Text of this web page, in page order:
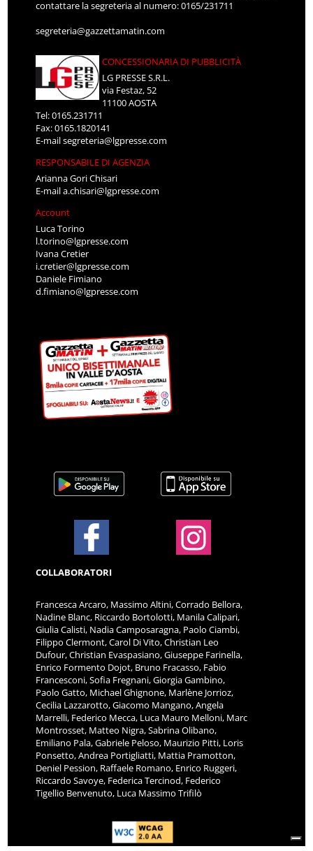
contattare la segreteria al numero: 0165/231711
segreteria@gazzettamatin.com
CONCESSIONARIA DI PUBBLICITÀ
LG PRESSE S.R.L.
via Festaz, 52
11100 AOSTA
Tel: 0165.231711
Fax: 0165.1820141
E-mailsegreteria@lgpresse.com
RESPONSABILE DI AGENZIA
Arianna Gori Chisari
E-maila.chisari@lgpresse.com
Account
Luca Torino
l.torino@lgpresse.com
Ivana Cretier
i.cretier@lgpresse.com
Daniele Fimiano
d.fimiano@lgpresse.com
COLLABORATORI
Francesca Arcaro, Massimo Altini, Corrado Bellora,
Nadine Blanc, Riccardo Bortolotti, Manila Calipari,
Giulia Calisti, Nadia Camposaragna, Paolo Ciambi,
Filippo Clermont, Carol Di Vito, Christian Leo
Dufour, Christian Evaspasiano, Giuseppe Farinella,
Enrico Formento Dojot, Bruno Fracasso, Fabio
Francesconi, Sofia Fregnani, Giorgia Gambino,
Paolo Gatto, Michael Ghignone, Marlène Jorrioz,
Cecilia Lazzarotto, Giacomo Mangano, Angela
Marrelli, Federico Mecca, Luca Mauro Melloni, Marc
Montrosset, Matteo Nigra, Sabrina Olibano,
Emiliano Pala, Gabriele Peloso, Maurizio Pitti, Loris
Ponsetto, Andrea Portigliatti, Mattia Pramotton,
Deniel Pession, Raffaele Romano, Enrico Ruggeri,
Riccardo Savoye, Federica Tercinod, Federico
Tigellio Benvenuto, Luca Massimo Trifilò